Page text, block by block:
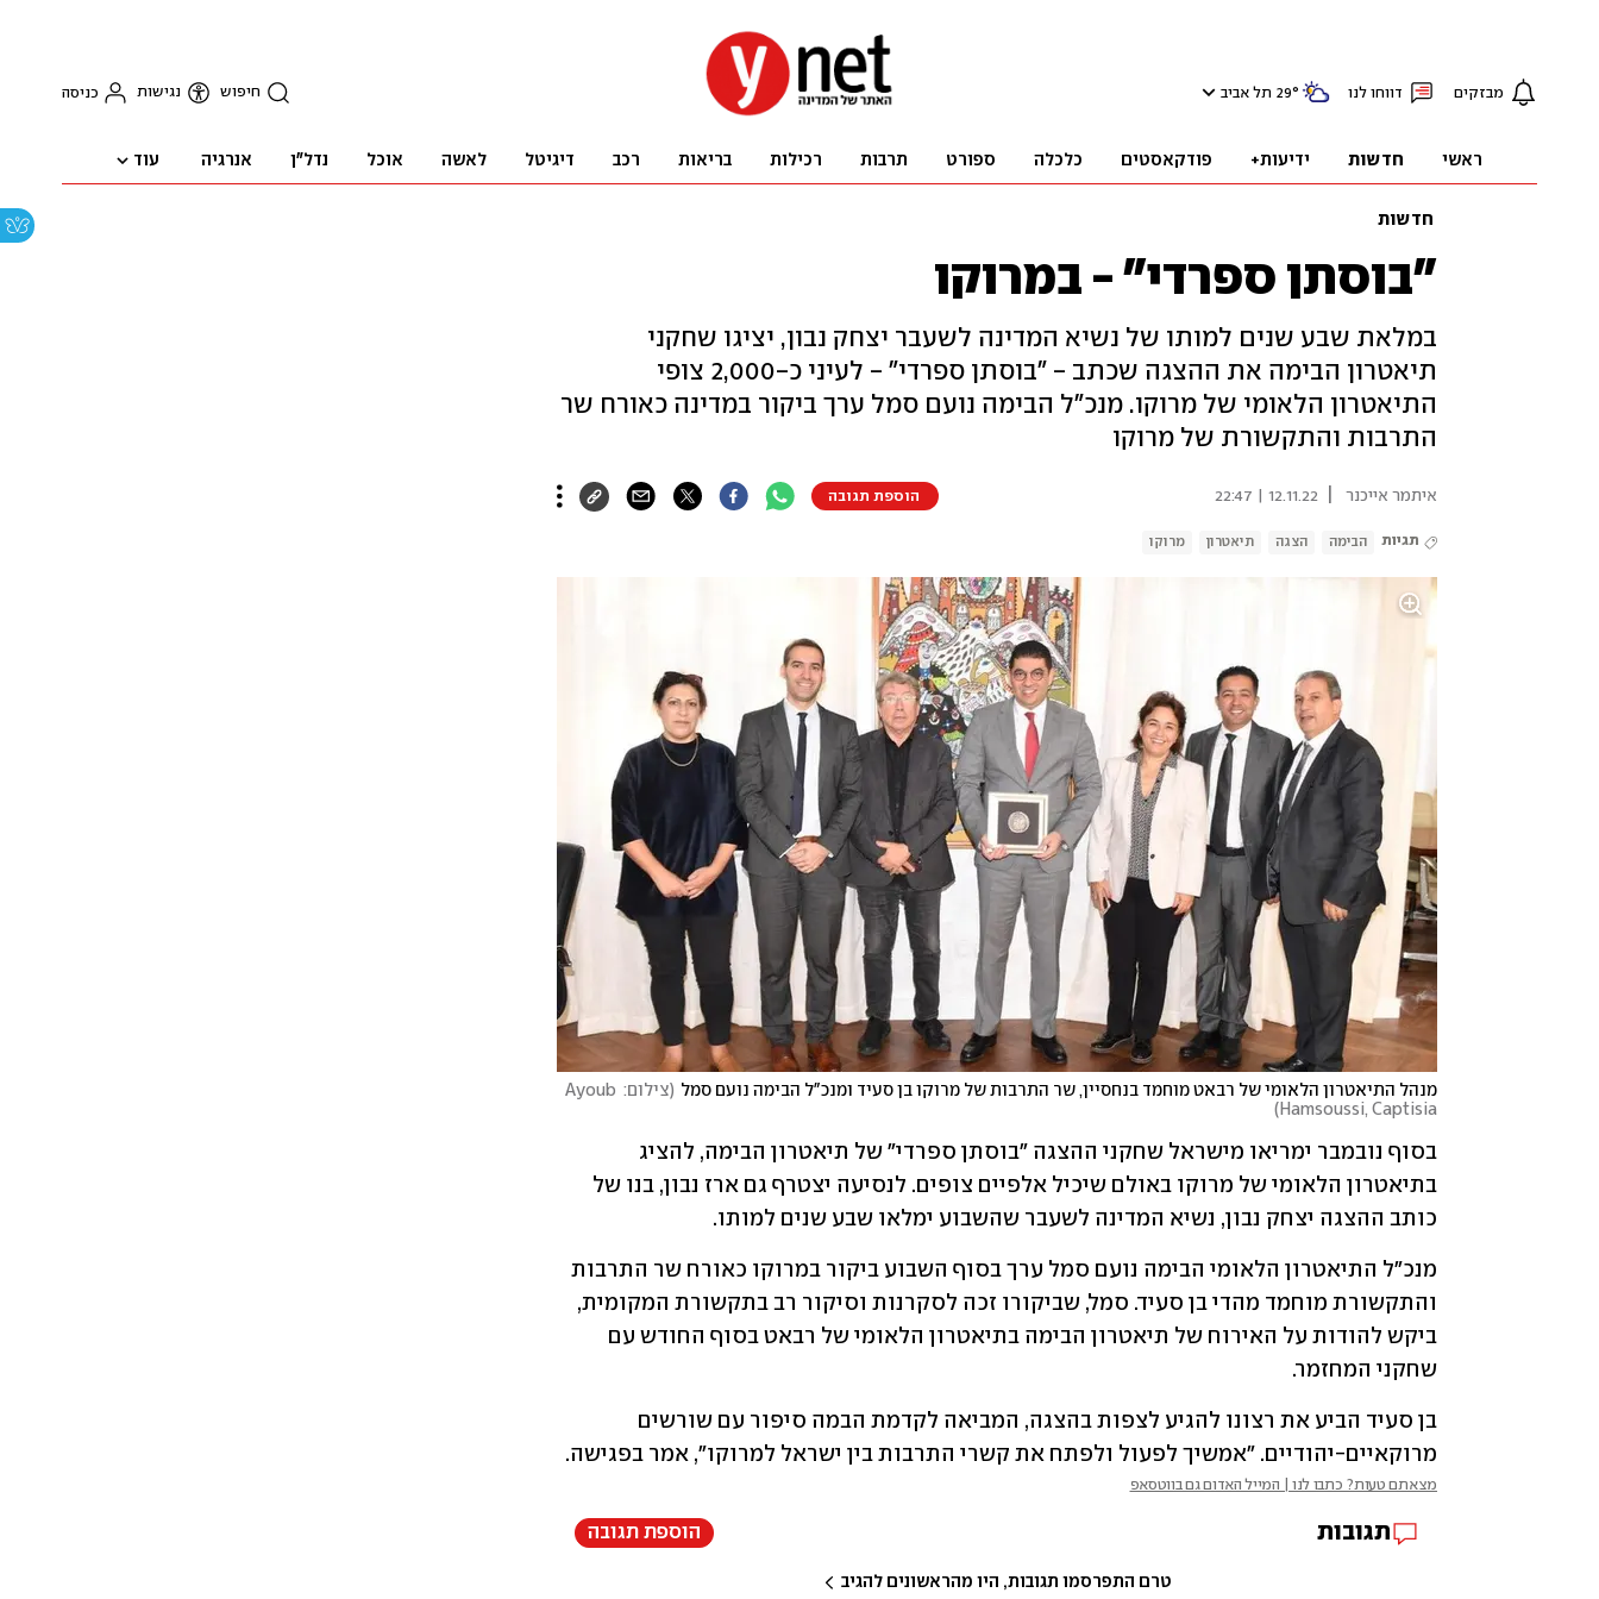
מבזקים דווחו לנו 29° תל אביב חיפוש נגישות כניסה
ראשי חדשות ידיעות+ פודקאסטים כלכלה ספורט תרבות רכילות בריאות רכב דיגיטל לאשה אוכל נדל"ן אנרגיה עוד
חדשות
"בוסתן ספרדי" - במרוקו
במלאת שבע שנים למותו של נשיא המדינה לשעבר יצחק נבון, יציגו שחקני
תיאטרון הבימה את ההצגה שכתב - "בוסתן ספרדי" - לעיני כ-2,000 צופי
התיאטרון הלאומי של מרוקו. מנכ"ל הבימה נועם סמל ערך ביקור במדינה כאורח שר
התרבות והתקשורת של מרוקו
איתמר אייכנר 12.11.22 | 22:47 הוספת תגובה
תגיות הבימה הצגה תיאטרון מרוקו
מנהל התיאטרון הלאומי של רבאט מוחמד בנחסיין, שר התרבות של מרוקו בן סעיד ומנכ"ל הבימה נועם סמל (
צילום: Ayoub
Hamsoussi, Captisia
)
כותב ההצגה יצחק נבון, נשיא המדינה לשעבר שהשבוע ימלאו שבע שנים למותו.
שחקני המחזמר.
מרוקאיים-יהודיים. "אמשיך לפעול ולפתח את קשרי התרבות בין ישראל למרוקו", אמר בפגישה.
מצאתם טעות? כתבו לנו | המייל האדום גם בווטסאפ
תגובות הוספת תגובה
טרם התפרסמו תגובות, היו מהראשונים להגיב